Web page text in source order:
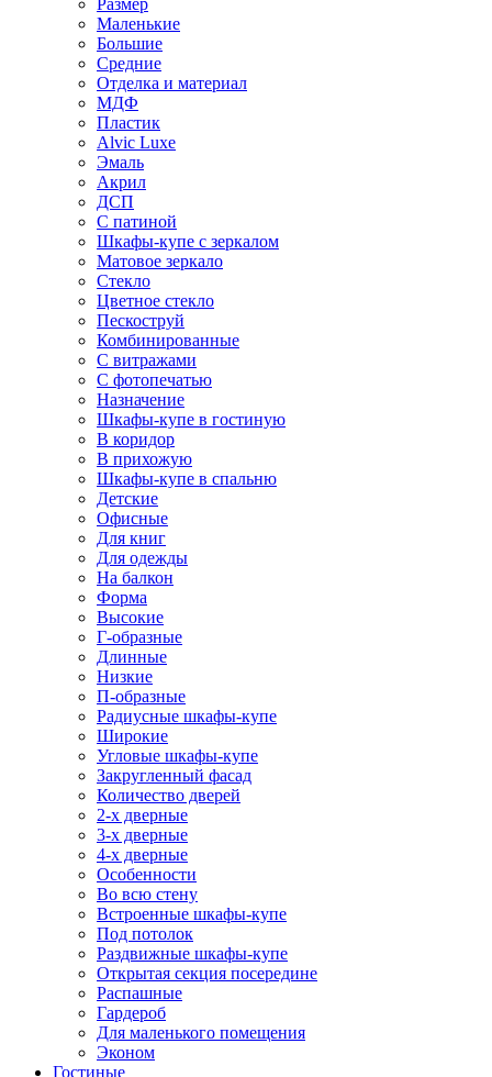
Размер
Маленькие
Большие
Средние
Отделка и материал
МДФ
Пластик
Alvic Luxe
Эмаль
Акрил
ДСП
С патиной
Шкафы-купе с зеркалом
Матовое зеркало
Стекло
Цветное стекло
Пескоструй
Комбинированные
С витражами
С фотопечатью
Назначение
Шкафы-купе в гостиную
В коридор
В прихожую
Шкафы-купе в спальню
Детские
Офисные
Для книг
Для одежды
На балкон
Форма
Высокие
Г-образные
Длинные
Низкие
П-образные
Радиусные шкафы-купе
Широкие
Угловые шкафы-купе
Закругленный фасад
Количество дверей
2-х дверные
3-х дверные
4-х дверные
Особенности
Во всю стену
Встроенные шкафы-купе
Под потолок
Раздвижные шкафы-купе
Открытая секция посередине
Распашные
Гардероб
Для маленького помещения
Эконом
Гостиные